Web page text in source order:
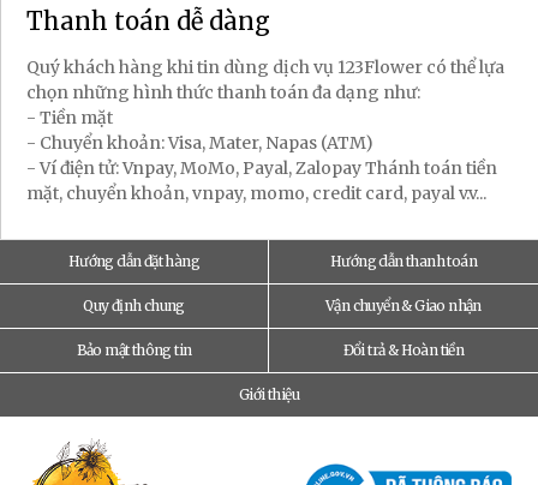
Thanh toán dễ dàng
Quý khách hàng khi tin dùng dịch vụ 123Flower có thể lựa
chọn những hình thức thanh toán đa dạng như:
- Tiền mặt
- Chuyển khoản: Visa, Mater, Napas (ATM)
- Ví điện tử: Vnpay, MoMo, Payal, Zalopay Thánh toán tiền
mặt, chuyển khoản, vnpay, momo, credit card, payal v.v...
Hướng dẫn đặt hàng Hướng dẫn thanh toán
Quy định chung Vận chuyển & Giao nhận
Bảo mật thông tin Đổi trả & Hoàn tiền
Giới thiệu